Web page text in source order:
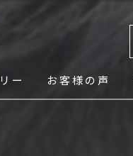
ー お客様の声